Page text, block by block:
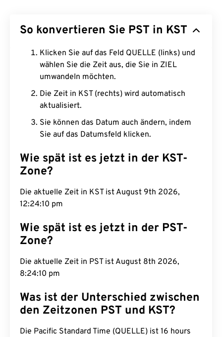
So konvertieren Sie PST in KST
Klicken Sie auf das Feld QUELLE (links) und
wählen Sie die Zeit aus, die Sie in ZIEL
umwandeln möchten.
Die Zeit in KST (rechts) wird automatisch
aktualisiert.
Sie können das Datum auch ändern, indem
Sie auf das Datumsfeld klicken.
Wie spät ist es jetzt in der KST-
Zone?
Die aktuelle Zeit in KST ist August 9th 2026,
12:24:11 pm
Wie spät ist es jetzt in der PST-
Zone?
Die aktuelle Zeit in PST ist August 8th 2026,
8:24:11 pm
Was ist der Unterschied zwischen
den Zeitzonen PST und KST?
Die Pacific Standard Time (QUELLE) ist 16 hours